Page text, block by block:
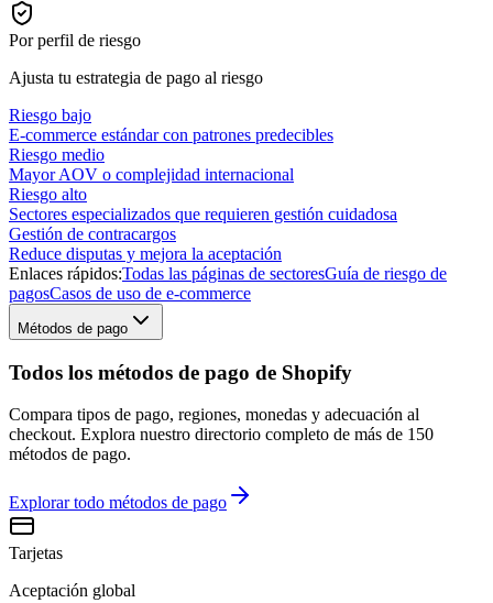
Por perfil de riesgo
Ajusta tu estrategia de pago al riesgo
Riesgo bajo
E-commerce estándar con patrones predecibles
Riesgo medio
Mayor AOV o complejidad internacional
Riesgo alto
Sectores especializados que requieren gestión cuidadosa
Gestión de contracargos
Reduce disputas y mejora la aceptación
Enlaces rápidos:Todas las páginas de sectoresGuía de riesgo de
pagosCasos de uso de e-commerce
Métodos de pago
Todos los métodos de pago de Shopify
Compara tipos de pago, regiones, monedas y adecuación al
checkout. Explora nuestro directorio completo de más de 150
métodos de pago.
Explorar todo métodos de pago
Tarjetas
Aceptación global